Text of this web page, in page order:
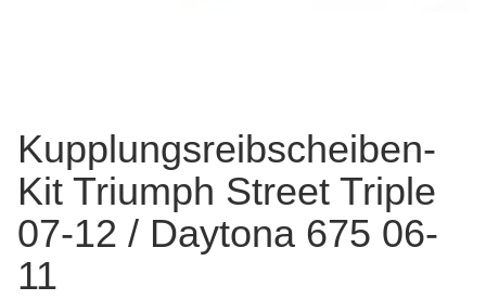
Kupplungsreibscheiben-
Kit Triumph Street Triple
07-12 / Daytona 675 06-
11